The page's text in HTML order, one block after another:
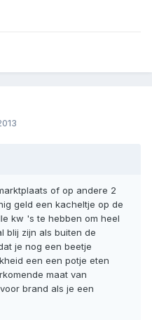
of op andere 2
geld een kacheltje op de
kw 's te hebben om heel
blij zijn als buiten de
je nog een beetje
een een potje eten
maat van
brand als je een